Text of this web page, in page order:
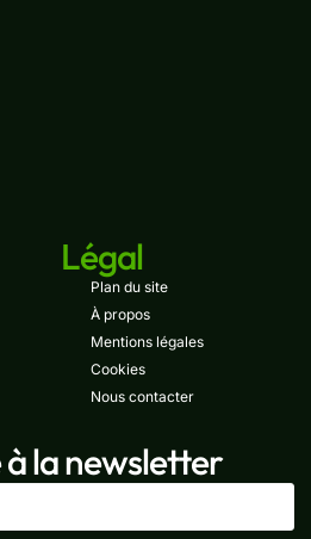
Légal
Plan du site
À propos
Mentions légales
Cookies
Nous contacter
la newsletter